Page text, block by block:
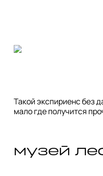
Такой экспириенс без
мало где получится
музей